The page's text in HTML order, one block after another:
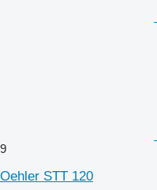
9
Oehler STT 120